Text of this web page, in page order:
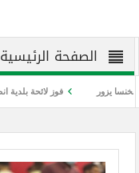
الصفحة الرئيسية
فوز لائحة بلدية انصارية